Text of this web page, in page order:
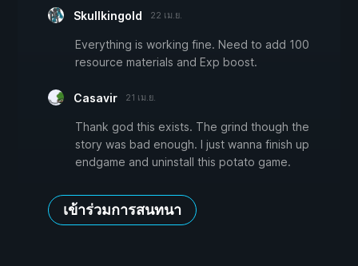
Skullkingold 22 เม.ย.
Everything is working fine. Need to add 100
resource materials and Exp boost.
Casavir 21 เม.ย.
Thank god this exists. The grind though the
story was bad enough. I just wanna finish up
endgame and uninstall this potato game.
เข้าร่วมการสนทนา